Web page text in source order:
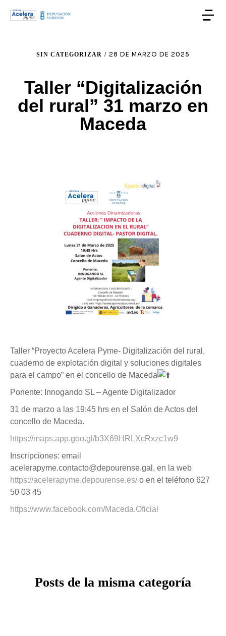
SIN CATEGORIZAR / 28 DE MARZO DE 2025
Taller “Digitalización
del rural” 31 marzo en
Maceda
Taller “Proyecto Acelera Pyme- Digitalización del rural,
cuaderno de explotación digital y soluciones digitales
para el campo” en el concello de Maceda
Ponente: Innogando SL – Agente Digitalizador
31 de marzo a las 19:45 hrs en el Salón de Actos del
concello de Maceda.
https://maps.app.goo.gl/b3X69HRLXcRxzc1w9
Inscripciones: email
acelerapyme.contacto@depourense.gal, en la web
https://acelerapyme.depourense.es/o en el teléfono 627
50 03 45
https://www.facebook.com/Maceda.Oficial
Posts de la misma categoría